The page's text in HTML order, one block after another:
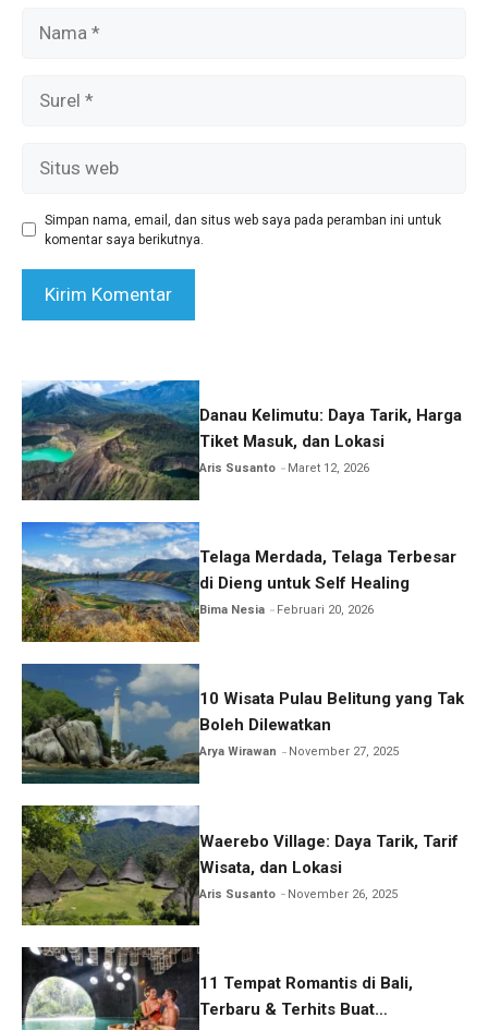
web
Simpan nama, email, dan situs web saya pada peramban ini untuk
komentar saya berikutnya.
Danau Kelimutu: Daya Tarik, Harga
Tiket Masuk, dan Lokasi
Aris Susanto Maret 12, 2026
Telaga Merdada, Telaga Terbesar
di Dieng untuk Self Healing
Bima Nesia Februari 20, 2026
10 Wisata Pulau Belitung yang Tak
Boleh Dilewatkan
Arya Wirawan November 27, 2025
Waerebo Village: Daya Tarik, Tarif
Wisata, dan Lokasi
Aris Susanto November 26, 2025
11 Tempat Romantis di Bali,
Terbaru & Terhits Buat